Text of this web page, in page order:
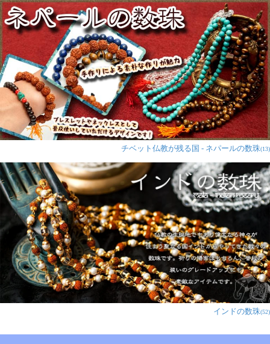
チベット仏教が残る国 - ネパールの数珠(13)
インドの数珠(52)